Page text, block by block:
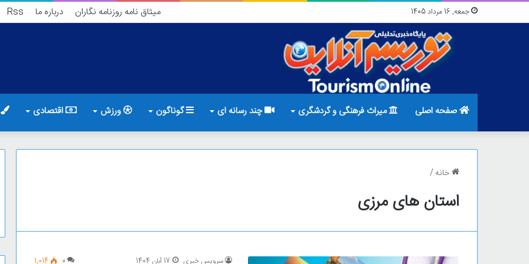
جمعه, 16 مرداد 1405 میثاق نامه روزنامه نگاران درباره ما Rss
صفحه اصلی میراث فرهنگی و گردشگری چند رسانه ای گوناگون ورزش اقتصادی
خانه/
استان های مرزی
سرویس خبری 17 آبان 1404 0
1,014